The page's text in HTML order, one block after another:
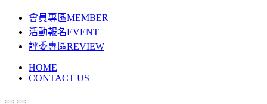
會員專區MEMBER
活動報名EVENT
評委專區REVIEW
HOME
CONTACT US